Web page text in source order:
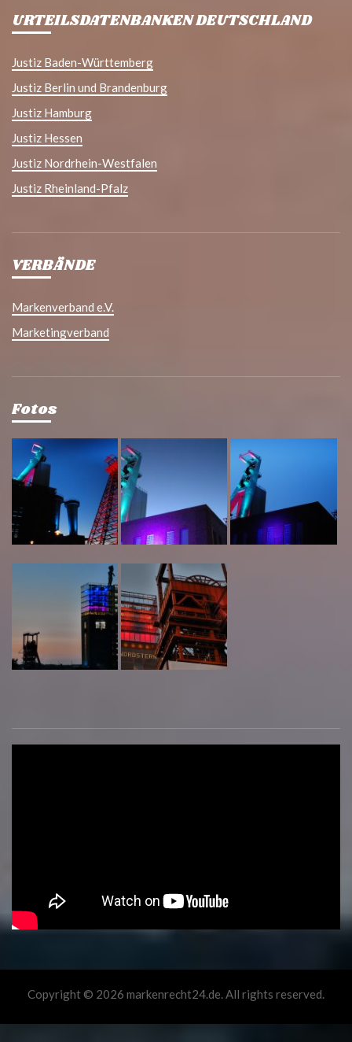
URTEILSDATENBANKEN DEUTSCHLAND
Justiz Baden-Württemberg
Justiz Berlin und Brandenburg
Justiz Hamburg
Justiz Hessen
Justiz Nordrhein-Westfalen
Justiz Rheinland-Pfalz
VERBÄNDE
Markenverband e.V.
Marketingverband
Fotos
Copyright © 2026 markenrecht24.de. All rights reserved.